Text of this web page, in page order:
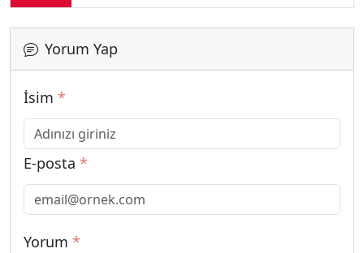
Yorum Yap
İsim *
E-posta *
Yorum *